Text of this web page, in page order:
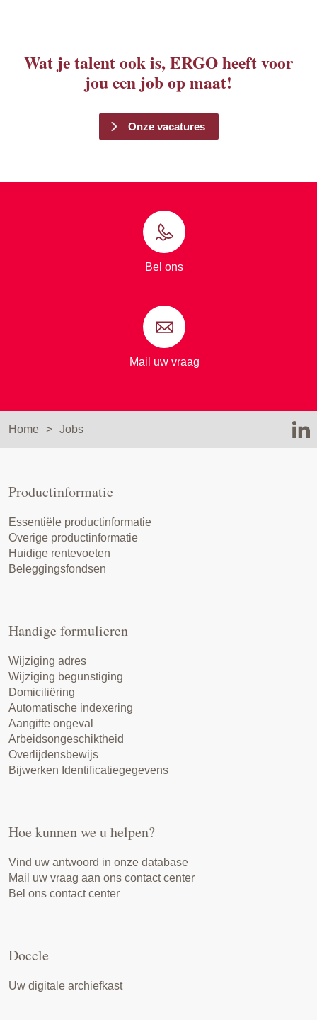
Wat je talent ook is, ERGO heeft voor
jou een job op maat!
Onze vacatures
Bel ons
Mail uw vraag
Home Jobs
Productinformatie
Essentiële productinformatie
Overige productinformatie
Huidige rentevoeten
Beleggingsfondsen
Handige formulieren
Wijziging adres
Wijziging begunstiging
Domiciliëring
Automatische indexering
Aangifte ongeval
Arbeidsongeschiktheid
Overlijdensbewijs
Bijwerken Identificatiegegevens
Hoe kunnen we u helpen?
Vind uw antwoord in onze database
Mail uw vraag aan ons contact center
Bel ons contact center
Doccle
Uw digitale archiefkast